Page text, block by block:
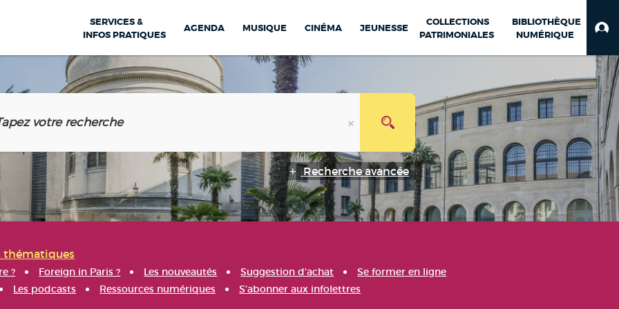
SERVICES &
INFOS PRATIQUES
AGENDA MUSIQUE CINÉMA JEUNESSE
COLLECTIONS
PATRIMONIALES
BIBLIOTHÈQUE
NUMÉRIQUE
Recherche avancée
thématiques
? Foreign in Paris ? Les nouveautés Suggestion d'achat
Se former en ligne
Les podcasts Ressources numériques S'abonner aux infolettres